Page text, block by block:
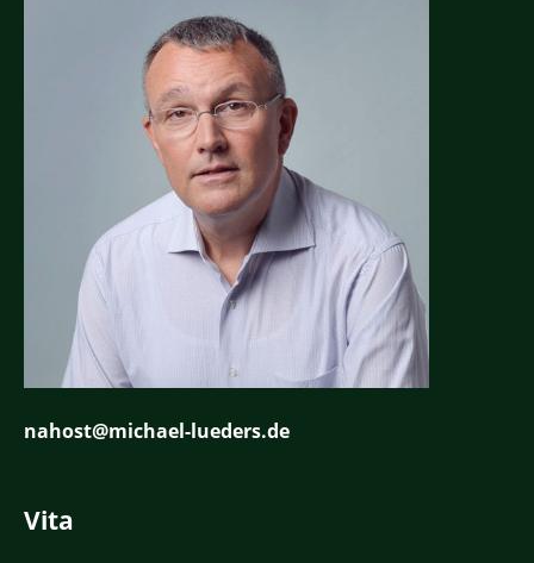
nahost@michael-lueders.de
Vita